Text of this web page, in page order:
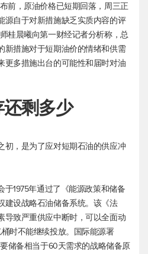
前，原油价格已短期回落，周三正
源自于对新措施缺乏实质内容的评
桂晨曦向第一财经记者分析称，总
新措施对于短期油价的情绪和供需
更多措施出台的可能性和届时对油
剩多少
初，是为了应对短期石油的供应冲
1975年通过了《能源政策和储备
建设战略石油储备系统。该《法
导致严重供应中断时，可以全面动
时不能继续投放。国际能源署
要储备相当于60天需求的战略储备原